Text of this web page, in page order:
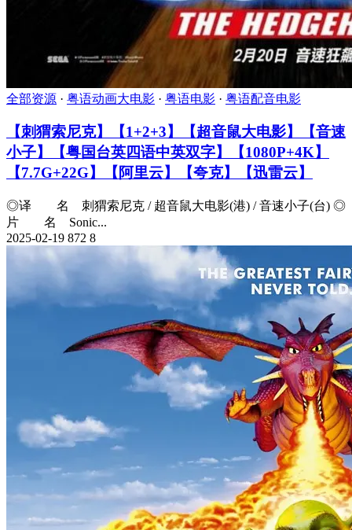
全部资源 · 粤语动画大电影 · 粤语电影 · 粤语配音电影
【刺猬索尼克】【1+2+3】【超音鼠大电影】【音速
小子】【粤国台英四语中英双字】【1080P+4K】
【7.7G+22G】【阿里云】【夸克】【迅雷云】
◎译 名 刺猬索尼克 / 超音鼠大电影(港) / 音速小子(台) ◎
片 名 Sonic...
2025-02-19 872 8